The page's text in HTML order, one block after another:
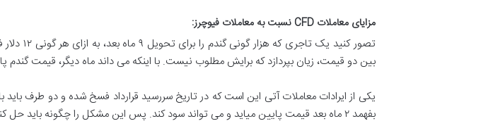
مزایای معاملات CFD نسبت به معاملات فیوچرز:
بین دو قیمت، زیان بپردازد که برایش مطلوب نیست. با اینکه می داند ماه دیگر، قیمت گندم
یکی از ایرادات معاملات آتی این است که در تاریخ سررسید قرارداد فسخ شده و دو طرف
بفهمد ۲ ماه بعد قیمت پایین میاید و می تواند سود کند. پس این مشکل را چگونه باید حل کنند؟